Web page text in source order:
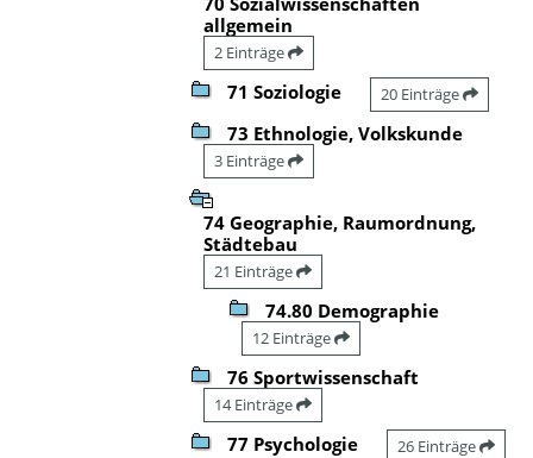
allgemein
2 Einträge
71 Soziologie 20 Einträge
73 Ethnologie, Volkskunde
3 Einträge
74 Geographie, Raumordnung,
Städtebau
21 Einträge
74.80 Demographie
12 Einträge
76 Sportwissenschaft
14 Einträge
77 Psychologie 26 Einträge